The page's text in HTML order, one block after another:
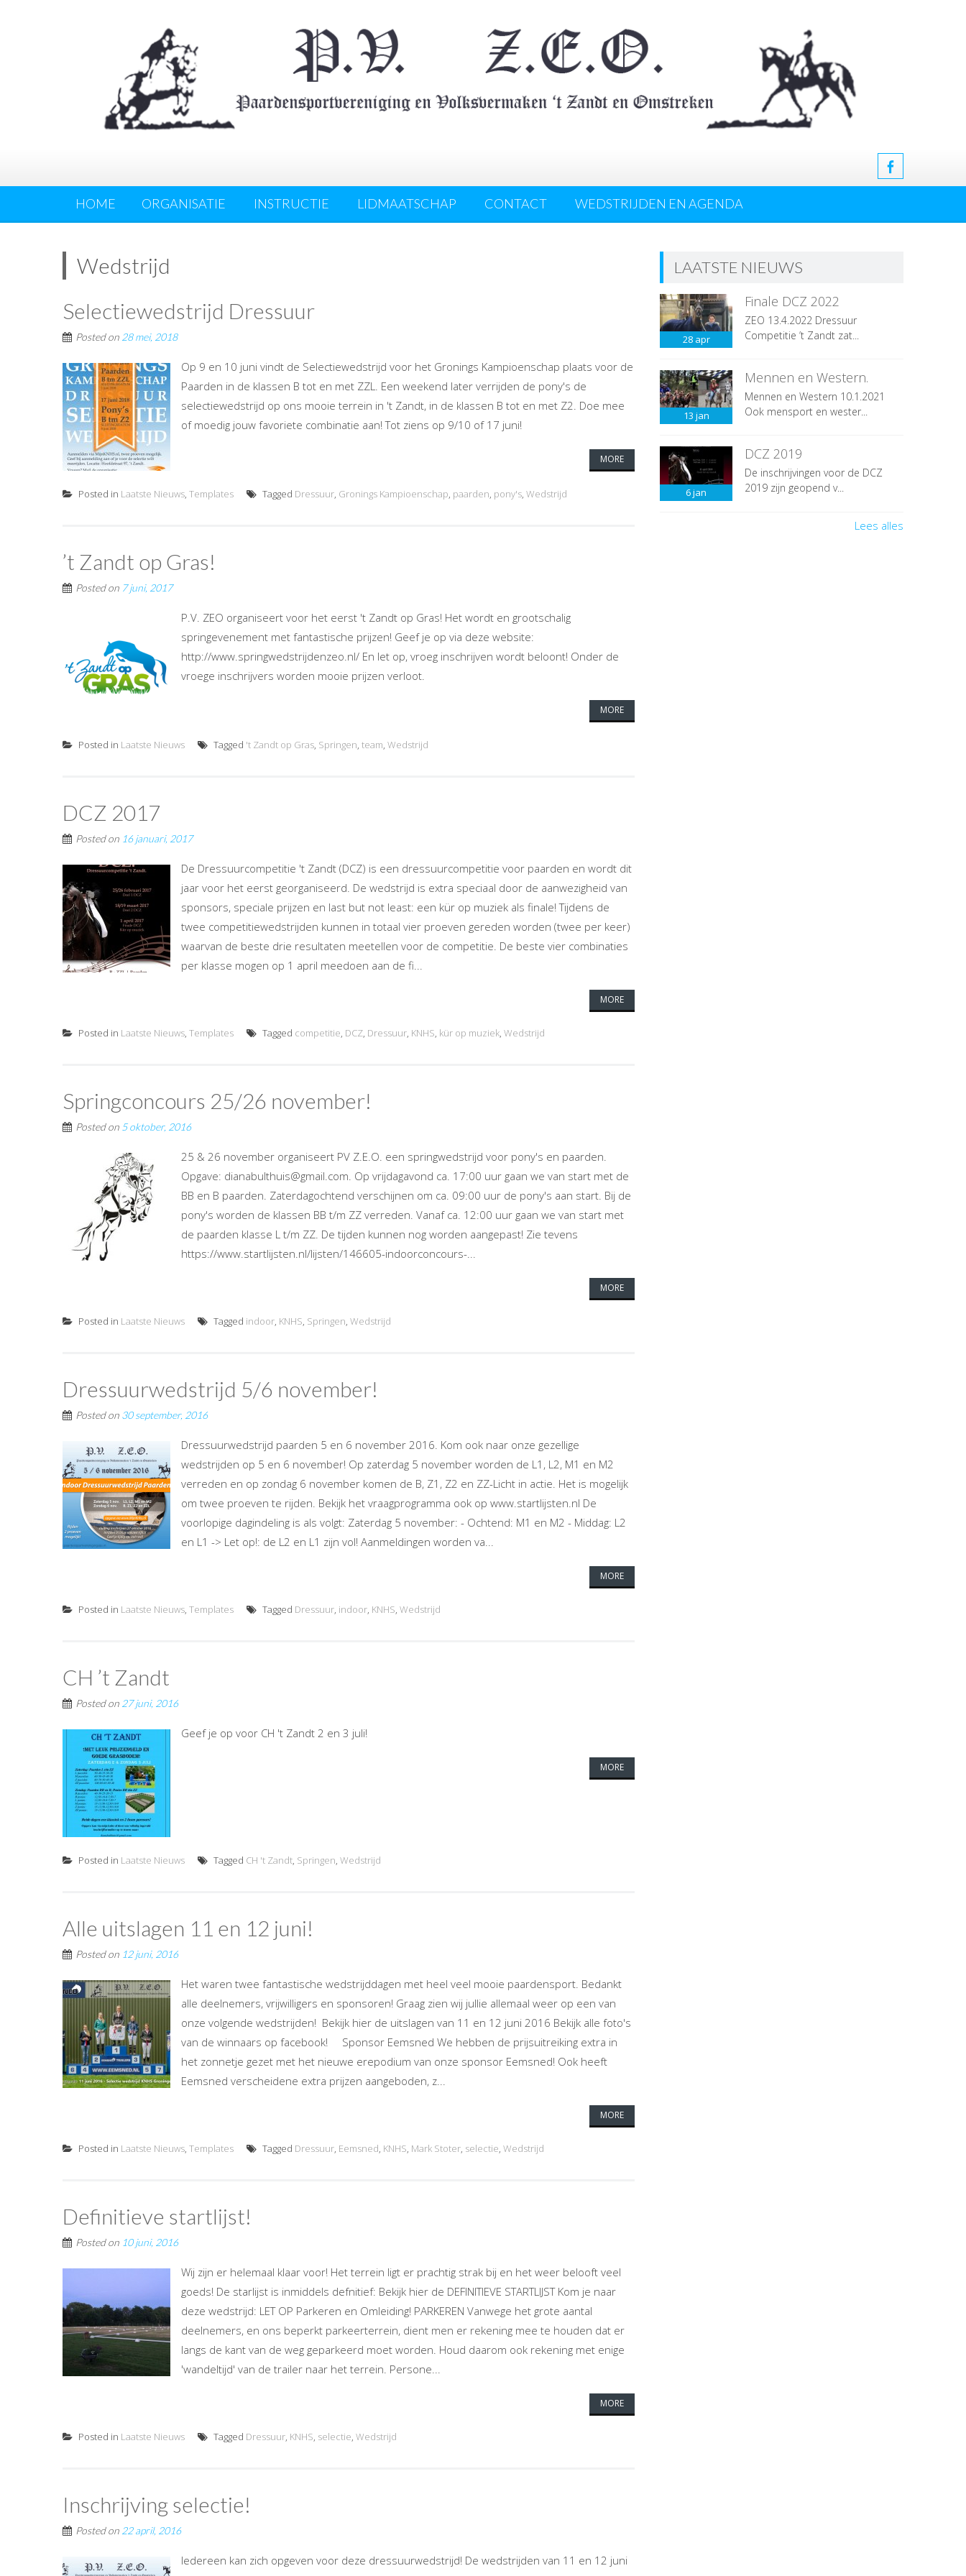
HOME ORGANISATIE INSTRUCTIE LIDMAATSCHAP CONTACT WEDSTRIJDEN EN AGENDA
Wedstrijd
Selectiewedstrijd Dressuur
Posted on 28 mei, 2018
Op 9 en 10 juni vindt de Selectiewedstrijd voor het Gronings Kampioenschap plaats voor de
Paarden in de klassen B tot en met ZZL. Een weekend later verrijden de pony's de
selectiewedstrijd op ons mooie terrein in 't Zandt, in de klassen B tot en met Z2. Doe mee
of moedig jouw favoriete combinatie aan! Tot ziens op 9/10 of 17 juni!
MORE
Posted in Laatste Nieuws Templates Tagged Dressuur Gronings Kampioenschap paarden pony's Wedstrijd
’t Zandt op Gras!
Posted on 7 juni, 2017
P.V. ZEO organiseert voor het eerst 't Zandt op Gras! Het wordt en grootschalig
springevenement met fantastische prijzen! Geef je op via deze website:
http://www.springwedstrijdenzeo.nl/ En let op, vroeg inschrijven wordt beloont! Onder de
vroege inschrijvers worden mooie prijzen verloot.
MORE
Posted in Laatste Nieuws Tagged 't Zandt op Gras Springen team Wedstrijd
DCZ 2017
Posted on 16 januari, 2017
De Dressuurcompetitie 't Zandt (DCZ) is een dressuurcompetitie voor paarden en wordt dit
jaar voor het eerst georganiseerd. De wedstrijd is extra speciaal door de aanwezigheid van
sponsors, speciale prijzen en last but not least: een kür op muziek als finale! Tijdens de
twee competitiewedstrijden kunnen in totaal vier proeven gereden worden (twee per keer)
waarvan de beste drie resultaten meetellen voor de competitie. De beste vier combinaties
per klasse mogen op 1 april meedoen aan de fi...
MORE
Posted in Laatste Nieuws Templates Tagged competitie DCZ Dressuur KNHS kür op muziek Wedstrijd
Springconcours 25/26 november!
Posted on 5 oktober, 2016
25 & 26 november organiseert PV Z.E.O. een springwedstrijd voor pony's en paarden.
Opgave: dianabulthuis@gmail.com. Op vrijdagavond ca. 17:00 uur gaan we van start met de
BB en B paarden. Zaterdagochtend verschijnen om ca. 09:00 uur de pony's aan start. Bij de
pony's worden de klassen BB t/m ZZ verreden. Vanaf ca. 12:00 uur gaan we van start met
de paarden klasse L t/m ZZ. De tijden kunnen nog worden aangepast! Zie tevens
https://www.startlijsten.nl/lijsten/146605-indoorconcours-...
MORE
Posted in Laatste Nieuws Tagged indoor KNHS Springen Wedstrijd
Dressuurwedstrijd 5/6 november!
Posted on 30 september, 2016
Dressuurwedstrijd paarden 5 en 6 november 2016. Kom ook naar onze gezellige
wedstrijden op 5 en 6 november! Op zaterdag 5 november worden de L1, L2, M1 en M2
verreden en op zondag 6 november komen de B, Z1, Z2 en ZZ-Licht in actie. Het is mogelijk
om twee proeven te rijden. Bekijk het vraagprogramma ook op www.startlijsten.nl De
voorlopige dagindeling is als volgt: Zaterdag 5 november: - Ochtend: M1 en M2 - Middag: L2
en L1 -> Let op!: de L2 en L1 zijn vol! Aanmeldingen worden va...
MORE
Posted in Laatste Nieuws Templates Tagged Dressuur indoor KNHS Wedstrijd
CH ’t Zandt
Posted on 27 juni, 2016
Geef je op voor CH 't Zandt 2 en 3 juli!
MORE
Posted in Laatste Nieuws Tagged CH 't Zandt Springen Wedstrijd
Alle uitslagen 11 en 12 juni!
Posted on 12 juni, 2016
Het waren twee fantastische wedstrijddagen met heel veel mooie paardensport. Bedankt
alle deelnemers, vrijwilligers en sponsoren! Graag zien wij jullie allemaal weer op een van
onze volgende wedstrijden! Bekijk hier de uitslagen van 11 en 12 juni 2016 Bekijk alle foto's
van de winnaars op facebook! Sponsor Eemsned We hebben de prijsuitreiking extra in
het zonnetje gezet met het nieuwe erepodium van onze sponsor Eemsned! Ook heeft
Eemsned verscheidene extra prijzen aangeboden, z...
MORE
Posted in Laatste Nieuws Templates Tagged Dressuur Eemsned KNHS Mark Stoter selectie Wedstrijd
Definitieve startlijst!
Posted on 10 juni, 2016
Wij zijn er helemaal klaar voor! Het terrein ligt er prachtig strak bij en het weer belooft veel
goeds! De starlijst is inmiddels defnitief: Bekijk hier de DEFINITIEVE STARTLIJST Kom je naar
deze wedstrijd: LET OP Parkeren en Omleiding! PARKEREN Vanwege het grote aantal
deelnemers, en ons beperkt parkeerterrein, dient men er rekening mee te houden dat er
langs de kant van de weg geparkeerd moet worden. Houd daarom ook rekening met enige
'wandeltijd' van de trailer naar het terrein. Persone...
MORE
Posted in Laatste Nieuws Tagged Dressuur KNHS selectie Wedstrijd
Inschrijving selectie!
Posted on 22 april, 2016
Iedereen kan zich opgeven voor deze dressuurwedstrijd! De wedstrijden van 11 en 12 juni
LAATSTE NIEUWS
28 apr
Finale DCZ 2022
ZEO 13.4.2022 Dressuur
Competitie ’t Zandt zat...
13 jan
Mennen en Western.
Mennen en Western 10.1.2021
Ook mensport en wester...
6jan
DCZ 2019
De inschrijvingen voor de DCZ
2019 zijn geopend v...
Lees alles